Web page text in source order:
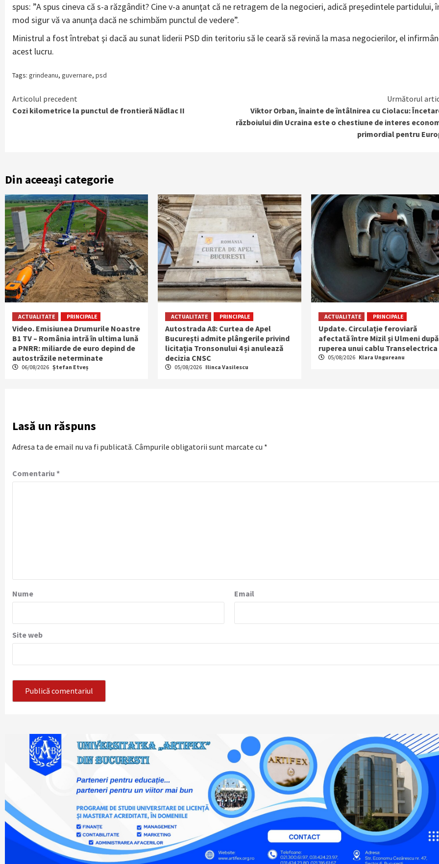
spus: ”A spus cineva că s-a răzgândit? Cine v-a anunţat că ne retragem de la negocieri, adică preşedintele partidului,
mod sigur vă va anunţa dacă ne schimbăm punctul de vedere”.
Ministrul a fost întrebat şi dacă au sunat liderii PSD din teritoriu să le ceară să revină la masa negocierilor, el
acest lucru.
Tags: grindeanu, guvernare, psd
Continue
Articolul precedent
Cozi kilometrice la punctul de frontieră Nădlac II
Următorul
Viktor Orban, înainte de întâlnirea cu Ciolacu:
războiului din Ucraina este o chestiune de interes
primordial pentru
Din aceeași categorie
ACTUALITATE PRINCIPALE
Video. Emisiunea Drumurile Noastre
B1 TV – România intră în ultima lună
a PNRR: miliarde de euro depind de
autostrăzile neterminate
06/08/2026 Ștefan Etveș
ACTUALITATE PRINCIPALE
Autostrada A8: Curtea de Apel
București admite plângerile privind
licitația Tronsonului 4 și anulează
decizia CNSC
05/08/2026 Ilinca Vasilescu
ACTUALITATE PRINCIPALE
Update. Circulație feroviară
afectată între Mizil și Ulmeni după
ruperea unui cablu Transelectrica
05/08/2026 Klara Ungureanu
Lasă un răspuns
Adresa ta de email nu va fi publicată. Câmpurile obligatorii sunt marcate cu *
Comentariu *
Nume Email
Site web